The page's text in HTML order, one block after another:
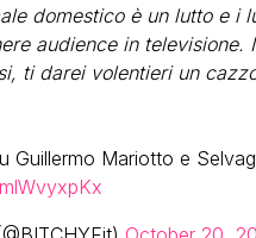
domestico è un lutto e i
audience in
ti darei volentieri un
Guillermo Mariotto e